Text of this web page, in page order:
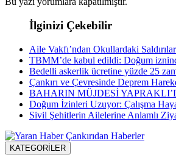
İlginizi Çekebilir
Aile Vakfı’ndan Okullardaki
TBMM’de kabul edildi: Doğum
Bedelli askerlik ücretine yüzde 25
Çankırı ve Çevresinde Deprem
BAHARIN MÜJDESİ
Doğum İzinleri Uzuyor: Çalışma
Sivil Şehitlerin Ailelerine Anlamlı
KATEGORİLER